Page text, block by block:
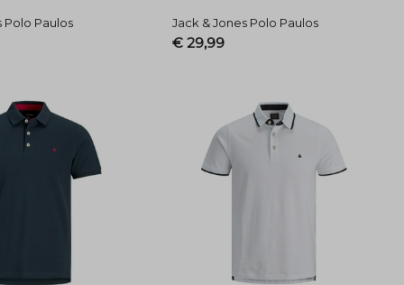
Polo Paulos Jack & Jones Polo Paulos
€ 29,99